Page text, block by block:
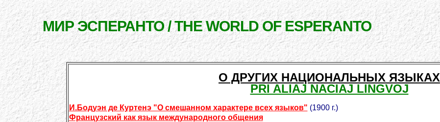
МИР ЭСПЕРАНТО / THE WORLD OF ESPERANTO
О ДРУГИХ НАЦИОНАЛЬНЫХ ЯЗЫКАХ
PRI ALIAJ NACIAJ LINGVOJ
И.Бодуэн де Куртенэ "О смешанном характере всех языков" (1900 г.)
Французский как язык международного общения